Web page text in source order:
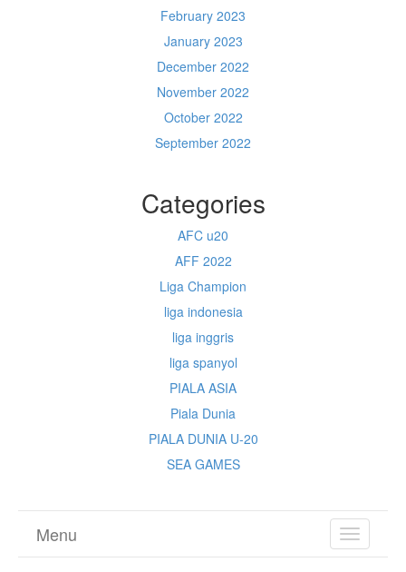
February 2023
January 2023
December 2022
November 2022
October 2022
September 2022
Categories
AFC u20
AFF 2022
Liga Champion
liga indonesia
liga inggris
liga spanyol
PIALA ASIA
Piala Dunia
PIALA DUNIA U-20
SEA GAMES
TOGGLE
Menu